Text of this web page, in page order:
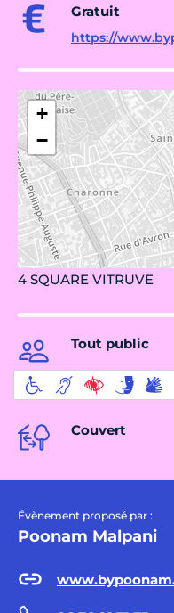
Gratuit
https://
+
−
4 SQUARE VITRUVE
Tout public
Couvert
Évènement proposé par :
Poonam Malpani